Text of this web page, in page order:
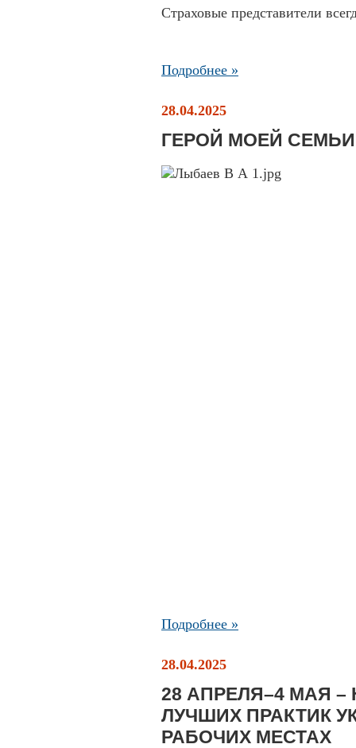
Страховые представители
Подробнее »
28.04.2025
ГЕРОЙ МОЕЙ СЕМЬИ
Подробнее »
28.04.2025
28 АПРЕЛЯ–4 МАЯ
ЛУЧШИХ ПРАКТИК
РАБОЧИХ МЕСТАХ